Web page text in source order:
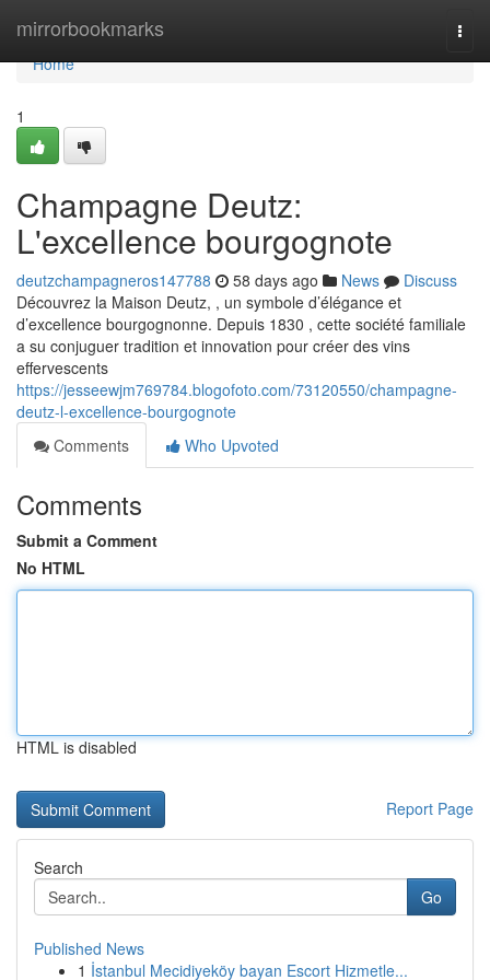
mirrorbookmarks
Home
Home
1
Champagne Deutz:
L'excellence bourgognote
deutzchampagneros147788 58 days ago News
Discuss
Découvrez la Maison Deutz, , un symbole d’élégance et
d’excellence bourgognonne. Depuis 1830 , cette société familiale
a su conjuguer tradition et innovation pour créer des vins
effervescents
https://jesseewjm769784.blogofoto.com/73120550/champagne-
deutz-l-excellence-bourgognote
Comments
Who Upvoted
Comments
Submit a Comment
No HTML
HTML is disabled
Report Page
Search
Go
Published News
1 İstanbul Mecidiyeköy bayan Escort Hizmetle...